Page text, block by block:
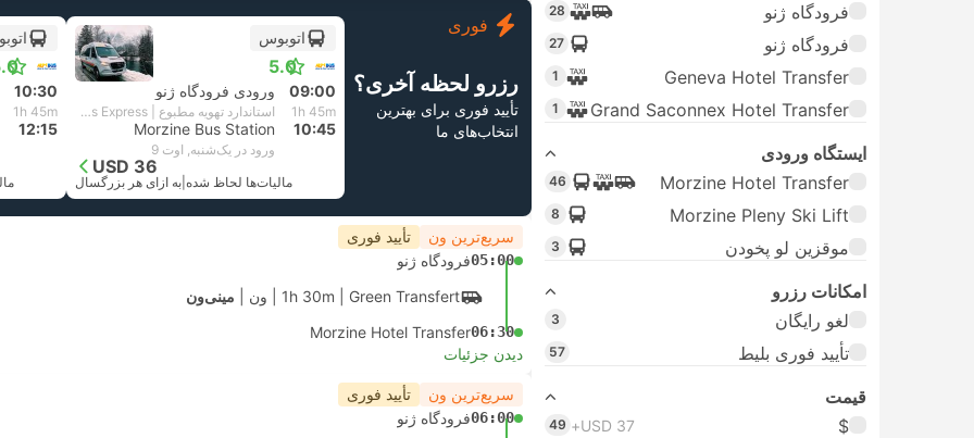
فرودگاه ژنو
28
فرودگاه ژنو 27
Geneva Hotel Transfer
1
Grand Saconnex Hotel Transfer
1
ایستگاه ورودی
Morzine Hotel Transfer
46
Morzine Pleny Ski Lift
8
موقزین لو پخودن 3
امکانات رزرو
لغو رایگان
3
تأیید فوری بلیط 57
قیمت
$
USD 37+
49
فوری
رزرو لحظه آخری؟
تأیید فوری برای بهترین
انتخاب‌های ما
اتوبوس
5.0
09:00 ورودی فرودگاه ژنو
1h 45m استاندارد تهویه مطبوع | Alpybus Express
10:45
Morzine Bus Station
ورود در یک‌شنبه, اوت 9
USD 36
مالیات‌ها لحاظ شده به ازای هر بزرگسال
10:30
1h 45m
12:15
سریع‌ترین ون تأیید فوری
05:00فرودگاه ژنو
1h 30m | Green Transfert ون مینی‌ون
06:30
Morzine Hotel Transfer
دیدن جزئیات
سریع‌ترین ون تأیید فوری
06:00فرودگاه ژنو